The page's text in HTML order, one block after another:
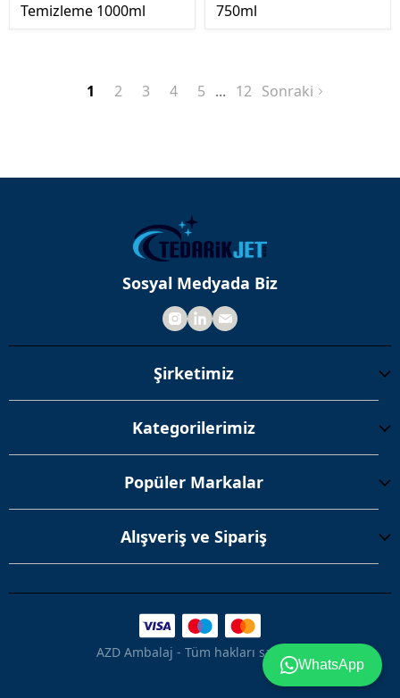
Temizleme 1000ml
750ml
1 2 3 4 5 12 Sonraki
Sosyal Medyada Biz
Şirketimiz
Kategorilerimiz
Popüler Markalar
Alışveriş ve Sipariş
AZD Ambalaj - Tüm hakları saklıdır.
WhatsApp